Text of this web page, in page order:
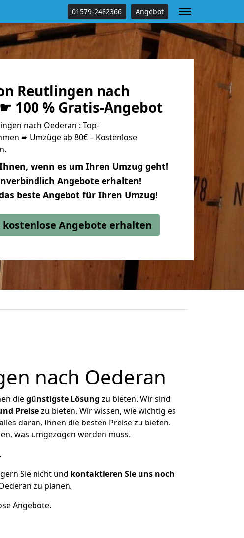
01579-2482366 Angebot
Reutlingen nach
100 % Gratis-Angebot
nach Oederan : Top-
➨ Umzüge ab 80€ – Kostenlose
wenn es um Ihren Umzug geht!
Angebote erhalten!
beste Angebot für Ihren Umzug!
Angebote erhalten
nach Oederan
diegünstigste Lösung zu bieten. Wir sind
Preisezu bieten. Wir wissen, wie wichtig es
daran, Ihnen die besten Preise zu bieten.
was umgezogen werden muss.
Sie nicht und kontaktieren Sie uns noch
zu planen.
Angebote.